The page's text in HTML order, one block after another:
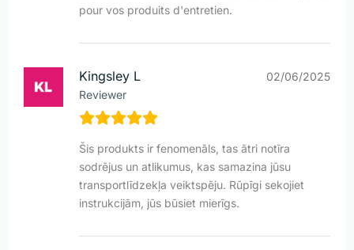
pour vos produits d'entretien.
Kingsley L
Reviewer
02/06/2025
Šis produkts ir fenomenāls, tas ātri notīra
sodrējus un atlikumus, kas samazina jūsu
transportlīdzekļa veiktspēju. Rūpīgi sekojiet
instrukcijām, jūs būsiet mierīgs.